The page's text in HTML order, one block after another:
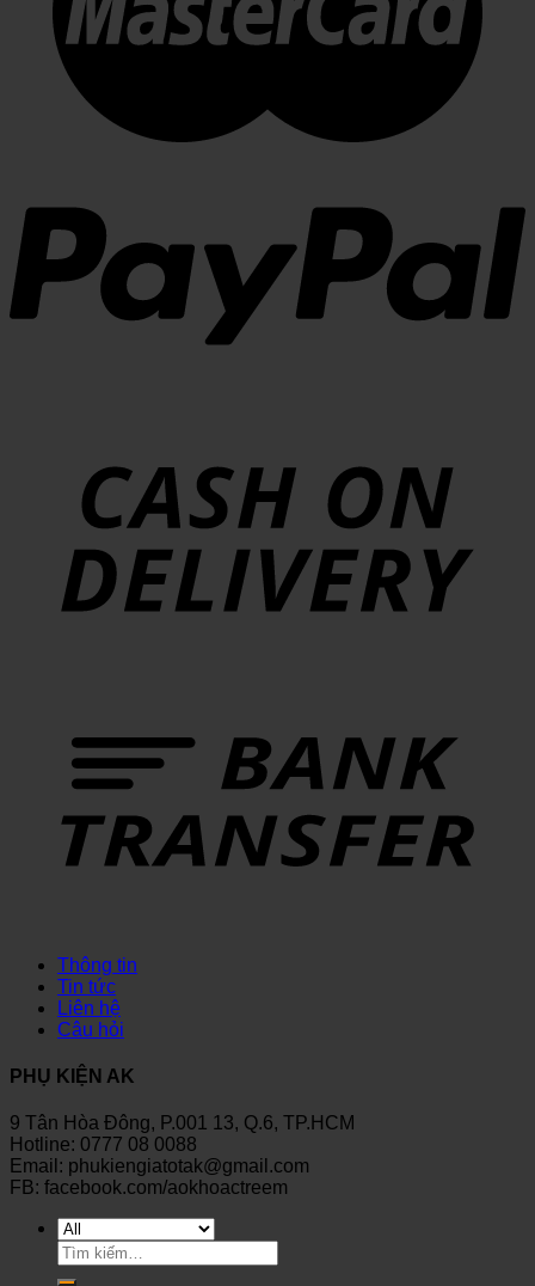
Thông tin
Tin tức
Liên hệ
Câu hỏi
PHỤ KIỆN AK
9 Tân Hòa Đông, P.001 13, Q.6, TP.HCM
Hotline: 0777 08 0088
Email: phukiengiatotak@gmail.com
FB: facebook.com/aokhoactreem
Tìm
kiếm: